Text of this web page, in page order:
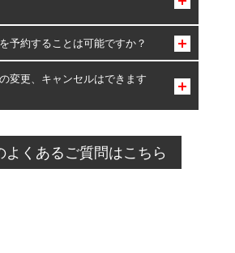
イヤ館のみとなります。
予約することは可能ですか？
ご予約は可能です。
ビスの組み合わせに限り、同時にご予約が
います。
変更、キャンセルはできます
3営業日前を過ぎている場合のご予約
きましては、直接ご予約の店舗まで
よくあるご質問はこちら